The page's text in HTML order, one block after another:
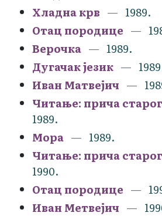
Хладна крв
1989.
Отац породице
Верочка
1989.
Дугачак језик
Иван Матвејич
Читање: прича
1989.
Мора
1989.
Читање: прича
1990.
Отац породице
Иван Метвејич